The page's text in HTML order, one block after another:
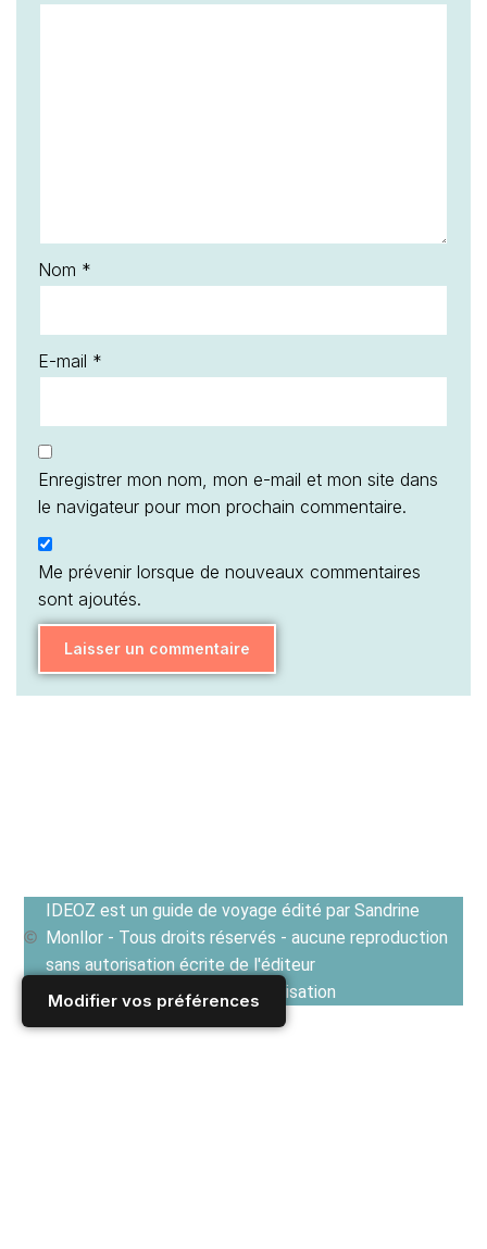
Modifier vos préférences
Nom *
E-mail *
Enregistrer mon nom, mon e-mail et mon site dans
le navigateur pour mon prochain commentaire.
Me prévenir lorsque de nouveaux commentaires
sont ajoutés.
IDEOZ est un guide de voyage édité par Sandrine
Monllor - Tous droits réservés - aucune reproduction
sans autorisation écrite de l'éditeur
Voir les Conditions générales d'utilisation